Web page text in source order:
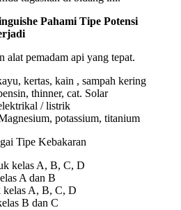
Pahami Tipe Potensi
alat pemadam api yang tepat.
kertas, kain , sampah kering
thinner, cat. Solar
/ listrik
potassium, titanium
Tipe Kebakaran
kelas A, B, C, D
A dan B
kelas A, B, C, D
B dan C